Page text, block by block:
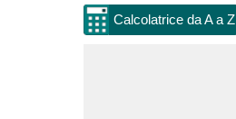
Calcolatrice da A a Z